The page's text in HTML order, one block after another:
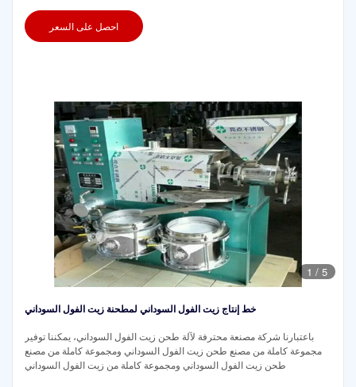
احصل على السعر
1 / 5
خط إنتاج زيت الفول السوداني لمطحنة زيت الفول السوداني
باعتبارنا شركة مصنعة محترفة لآلة طحن زيت الفول السوداني، يمكننا توفير
مجموعة كاملة من مصنع طحن زيت الفول السوداني ومجموعة كاملة من مصنع
طحن زيت الفول السوداني ومجموعة كاملة من زيت الفول السوداني